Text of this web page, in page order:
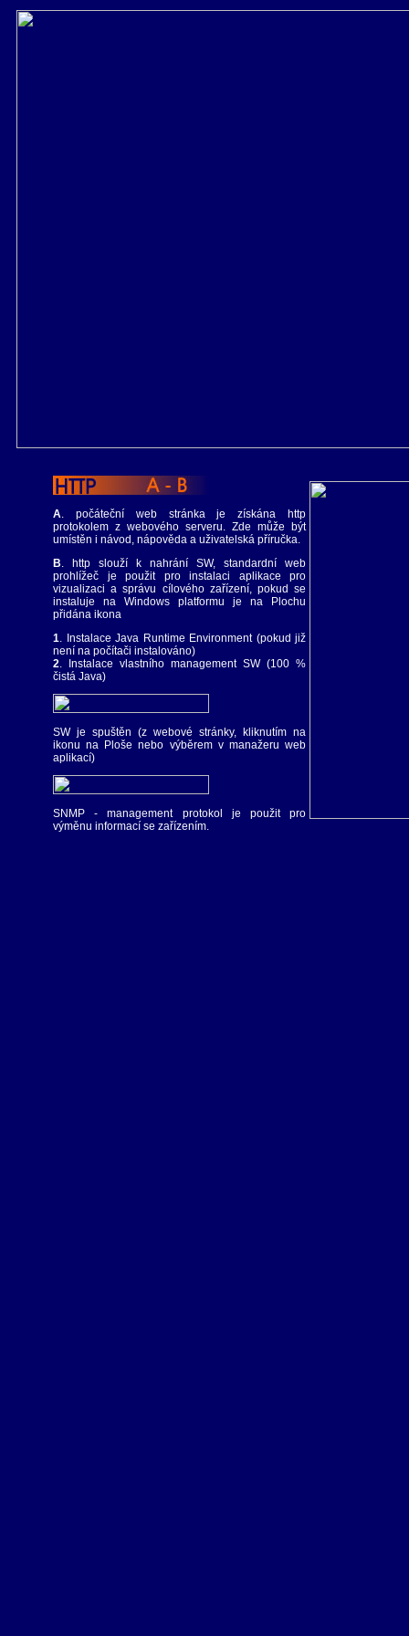
A. počáteční web stránka je získána http
protokolem z webového serveru. Zde může být
umístěn i návod, nápověda a uživatelská příručka.
B. http slouží k nahrání SW, standardní web
prohlížeč je použit pro instalaci aplikace pro
vizualizaci a správu cílového zařízení, pokud se
instaluje na Windows platformu je na Plochu
přidána ikona
1. Instalace Java Runtime Environment (pokud již
není na počítači instalováno)
2. Instalace vlastního management SW (100 %
čistá Java)
SW je spuštěn (z webové stránky, kliknutím na
ikonu na Ploše nebo výběrem v manažeru web
aplikací)
SNMP - management protokol je použit pro
výměnu informací se zařízením.